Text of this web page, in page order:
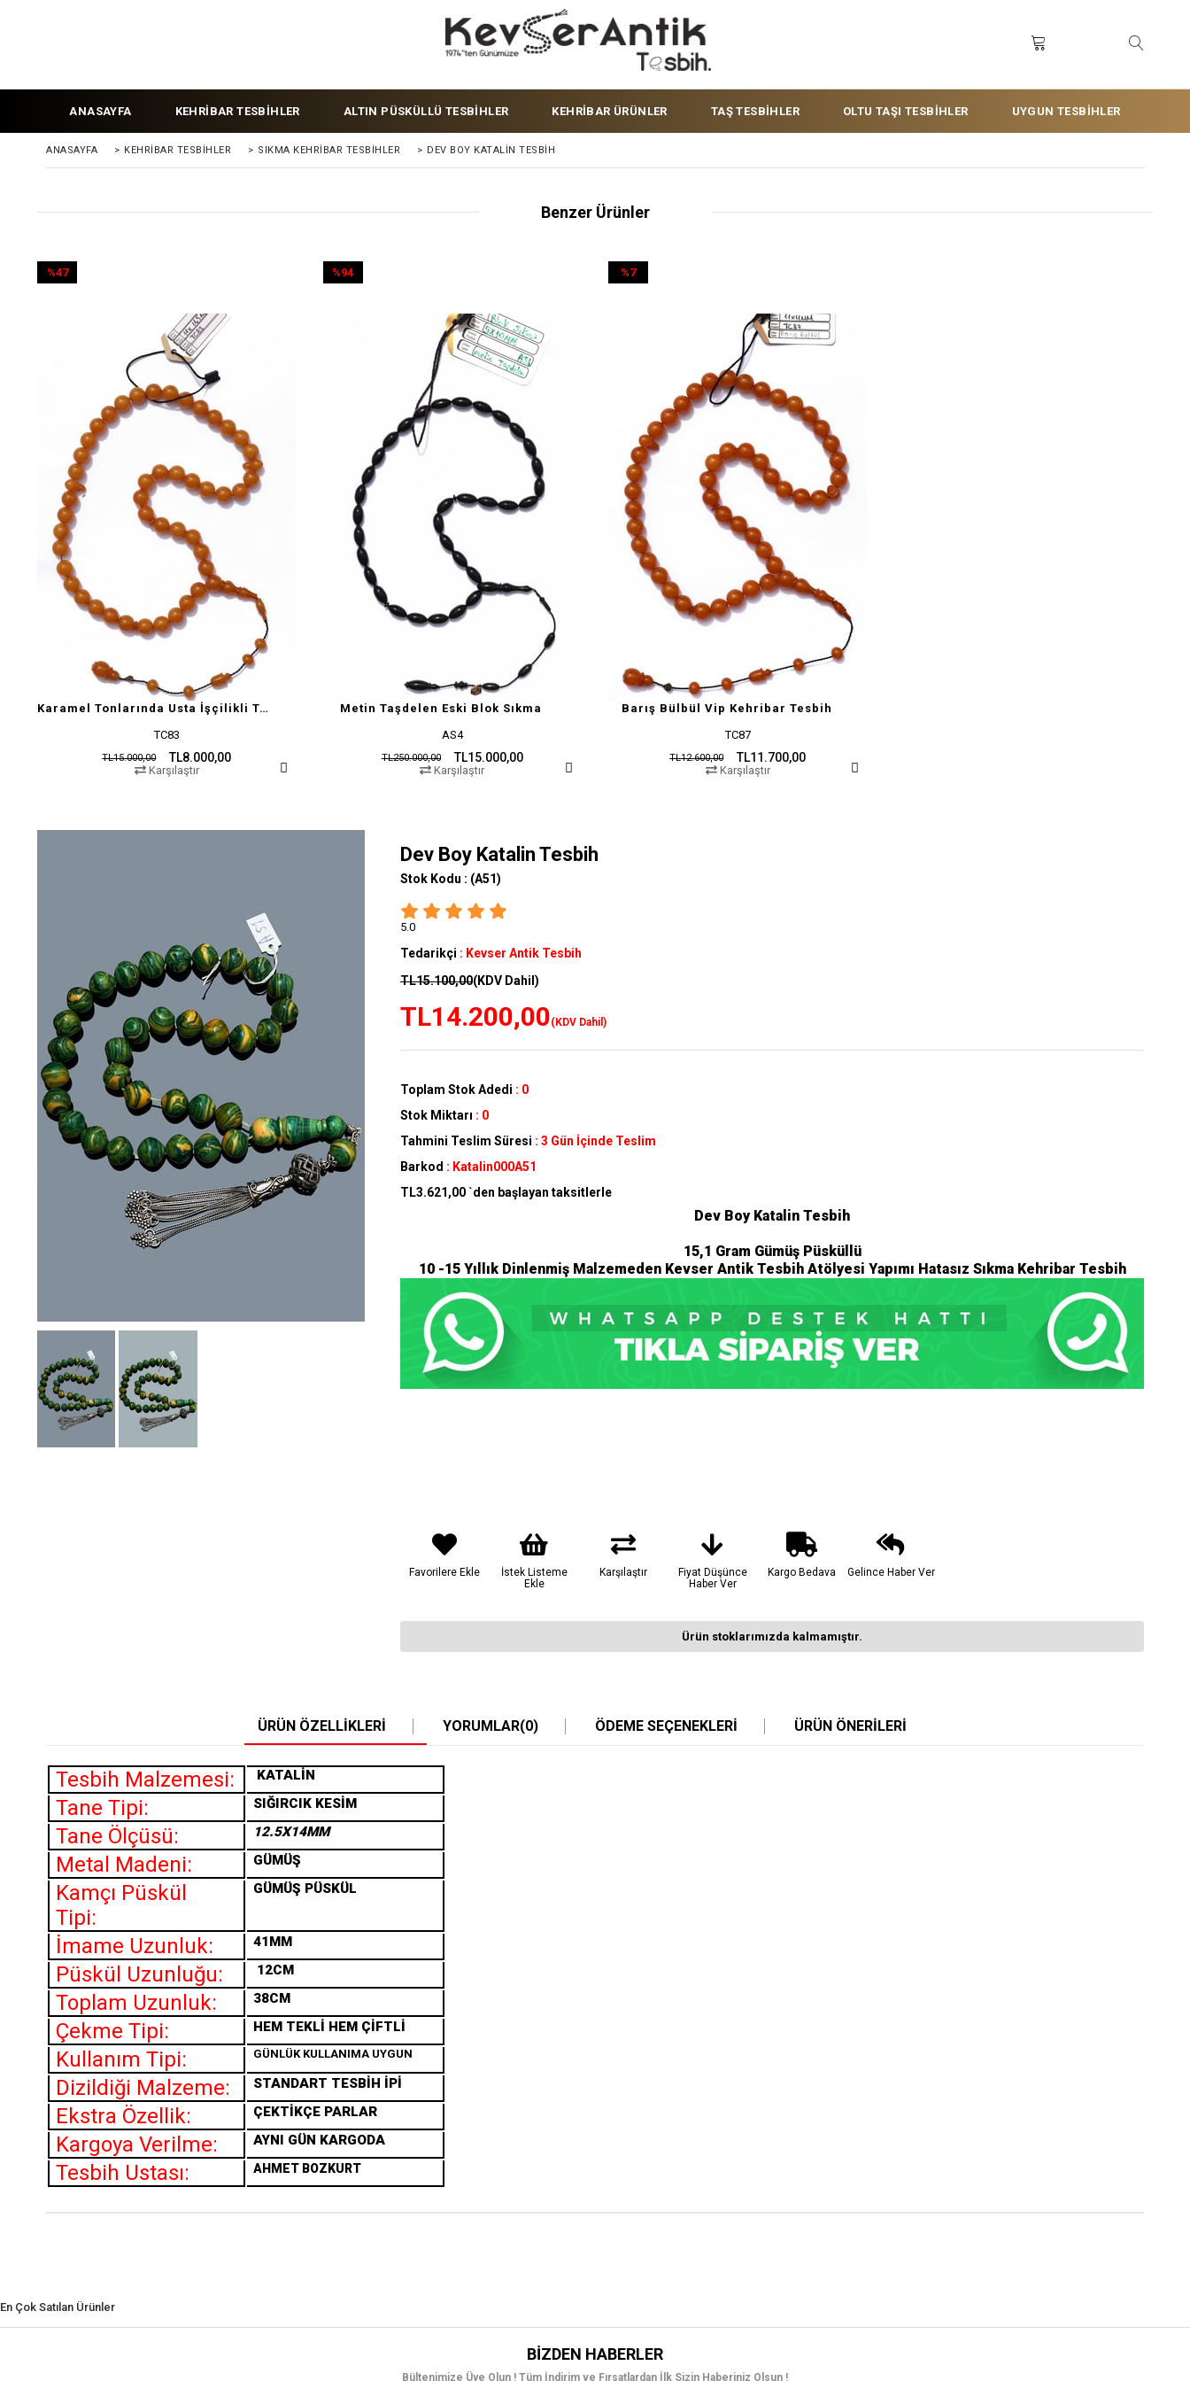
ANASAYFA KEHRİBAR TESBİHLER ALTIN PÜSKÜLLÜ TESBİHLER KEHRİBAR ÜRÜNLER TAŞ TESBİHLER OLTU TAŞI TESBİHLER UYGUN TESBİHLER
ANASAYFA > KEHRIBAR TESBIHLER > SIKMA KEHRİBAR TESBİHLER > DEV BOY KATALIN TESBIH
Benzer Ürünler
Karamel Tonlarında Usta İşçilikli Tesbih
TC83
TL8.000,00
TL15.000,00
%47
Karşılaştır
Metin Taşdelen Eski Blok Sıkma
AS4
TL15.000,00
TL250.000,00
%94
Karşılaştır
Barış Bülbül Vip Kehribar Tesbih
TC87
TL11.700,00
TL12.600,00
%7
Karşılaştır
Dev Boy Katalin Tesbih
Stok Kodu : (A51)
5.0
Tedarikçi : Kevser Antik Tesbih
TL15.100,00(KDV Dahil)
TL14.200,00(KDV Dahil)
Toplam Stok Adedi : 0
Stok Miktarı : 0
Tahmini Teslim Süresi : 3 Gün İçinde Teslim
Barkod : Katalin000A51
TL3.621,00`den başlayan taksitlerle
Dev Boy Katalin Tesbih
15,1 Gram Gümüş Püsküllü
10 -15 Yıllık Dinlenmiş Malzemeden Kevser Antik Tesbih Atölyesi Yapımı Hatasız Sıkma Kehribar Tesbih
Favorilere Ekle
İstek Listeme
Ekle
Karşılaştır
Fiyat Düşünce
Haber Ver
Kargo Bedava Gelince Haber Ver
Ürün stoklarımızda kalmamıştır.
ÜRÜN ÖZELLIKLERI YORUMLAR(0) ÖDEME SEÇENEKLERI ÜRÜN ÖNERILERI
Tesbih Malzemesi: KATALİN
Tane Tipi: SIĞIRCIK KESİM
Tane Ölçüsü: 12.5X14MM
Metal Madeni: GÜMÜŞ
Kamçı Püskül
Tipi:
GÜMÜŞ PÜSKÜL
İmame Uzunluk: 41MM
Püskül Uzunluğu: 12CM
Toplam Uzunluk: 38CM
Çekme Tipi: HEM TEKLİ HEM ÇİFTLİ
Kullanım Tipi: GÜNLÜK KULLANIMA UYGUN
Dizildiği Malzeme: STANDART TESBİH İPİ
Ekstra Özellik: ÇEKTİKÇE PARLAR
Kargoya Verilme: AYNI GÜN KARGODA
Tesbih Ustası: AHMET BOZKURT
En Çok Satılan Ürünler
BIZDEN HABERLER
Bültenimize Üye Olun ! Tüm İndirim ve Fırsatlardan İlk Sizin Haberiniz Olsun !